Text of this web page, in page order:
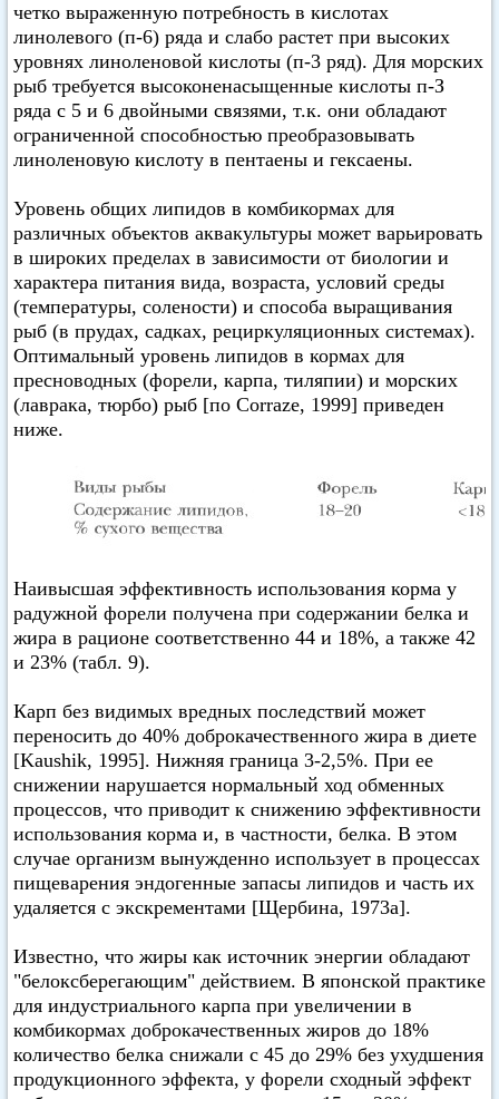
четко выраженную потребность в кислотах
линолевого (п-6) ряда и слабо растет при высоких
уровнях линоленовой кислоты (п-3 ряд). Для морских
рыб требуется высоконенасыщенные кислоты п-З
ряда с 5 и 6 двойными связями, т.к. они обладают
ограниченной способностью преобразовывать
линоленовую кислоту в пентаены и гексаены.
Уровень общих липидов в комбикормах для
различных объектов аквакультуры может варьировать
в широких пределах в зависимости от биологии и
характера питания вида, возраста, условий среды
(температуры, солености) и способа выращивания
рыб (в прудах, садках, рециркуляционных системах).
Оптимальный уровень липидов в кормах для
пресноводных (форели, карпа, тиляпии) и морских
(лаврака, тюрбо) рыб [по Corraze, 1999] приведен
ниже.
Наивысшая эффективность использования корма у
радужной форели получена при содержании белка и
жира в рационе соответственно 44 и 18%, а также 42
и 23% (табл. 9).
Карп без видимых вредных последствий может
переносить до 40% доброкачественного жира в диете
[Kaushik, 1995]. Нижняя граница 3-2,5%. При ее
снижении нарушается нормальный ход обменных
процессов, что приводит к снижению эффективности
использования корма и, в частности, белка. В этом
случае организм вынужденно использует в процессах
пищеварения эндогенные запасы липидов и часть их
удаляется с экскрементами [Щербина, 1973а].
Известно, что жиры как источник энергии обладают
"белоксберегающим" действием. В японской практике
для индустриального карпа при увеличении в
комбикормах доброкачественных жиров до 18%
количество белка снижали с 45 до 29% без ухудшения
продукционного эффекта, у форели сходный эффект